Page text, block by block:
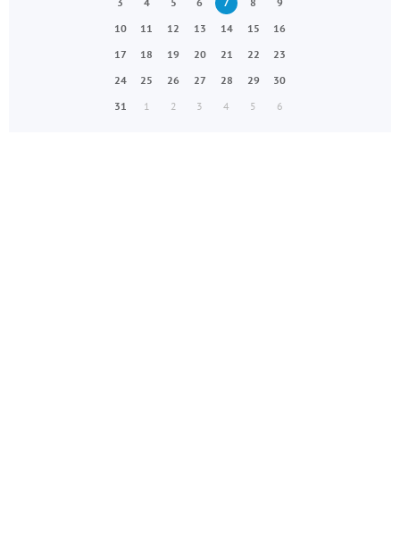
10
11 12 13 14 15
16
17
18 19 20 21 22
23
24
25 26 27 28 29
30
31
1 2 3 4 5 6